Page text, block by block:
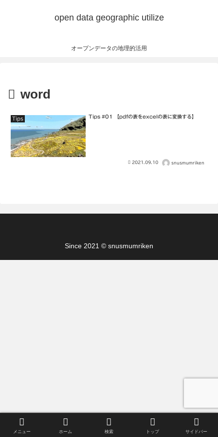
open data geographic utilize
オープンデータの地理的活用
word
Tips Tips #01 【pdfの表をexcelの表に変換する】
2021.09.10 snusmumriken
Since 2021 © snusmumriken
メニュー ホーム 検索 トップ サイドバー